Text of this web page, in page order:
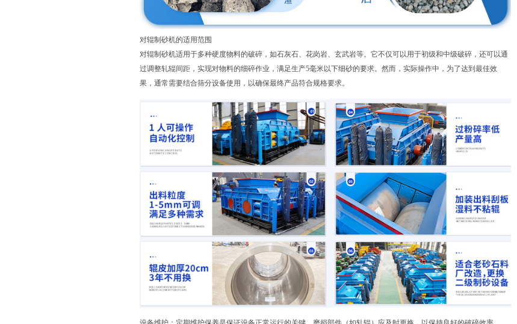
对辊制砂机的适用范围
对辊制砂机适用于多种硬度物料的破碎，如石灰石、花岗岩、玄武岩等。它不仅可以用于初级和中级破碎，还可以通
过调整轧辊间距，实现对物料的细碎作业，满足生产5毫米以下细砂的要求。然而，实际操作中，为了达到最佳效
果，通常需要结合筛分设备使用，以确保最终产品符合规格要求。